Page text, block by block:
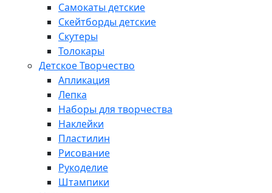
Самокаты детские
Скейтборды детские
Скутеры
Толокары
Детское Творчество
Апликация
Лепка
Наборы для творчества
Наклейки
Пластилин
Рисование
Рукоделие
Штампики